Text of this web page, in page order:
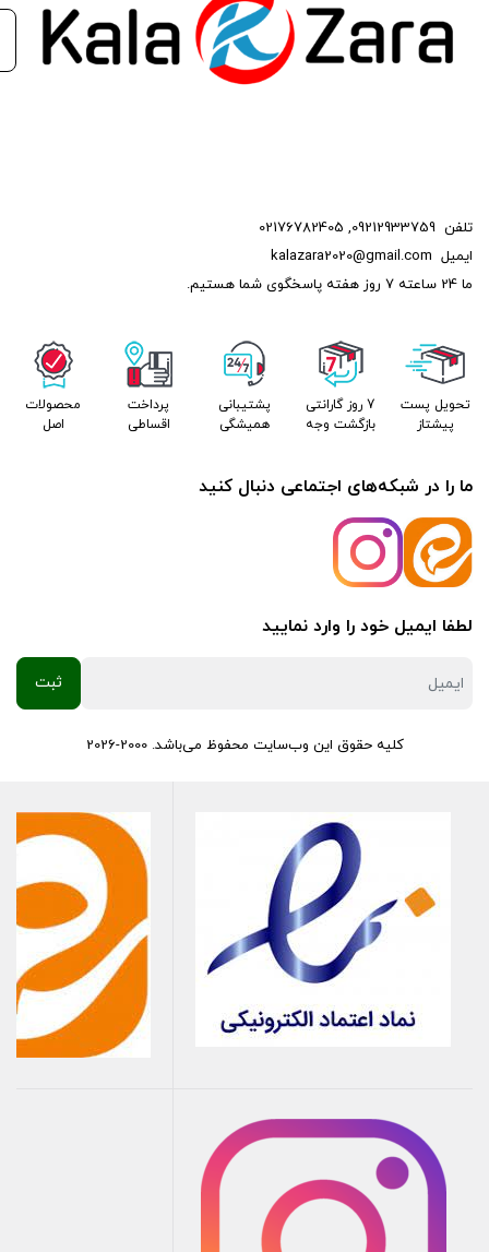
تلفن 09212933759
,
02176782405
ایمیل kalazara2020@gmail.com
ما 24 ساعته 7 روز هفته پاسخگوی شما هستیم.
تحویل پست
پیشتاز
7 روز گارانتی
بازگشت وجه
پشتیبانی
همیشگی
پرداخت
اقساطی
محصولات
اصل
ما را در شبکه‌های اجتماعی دنبال کنید
لطفا ایمیل خود را وارد نمایید
کلیه حقوق این وب‌سایت محفوظ می‌باشد. 2000-2026